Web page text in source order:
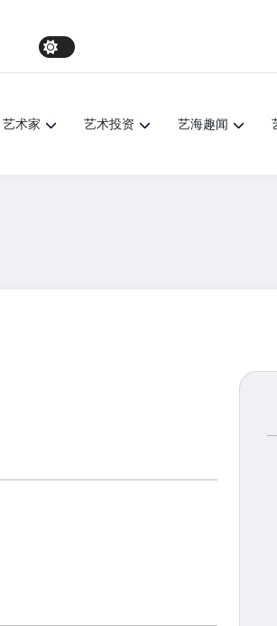
艺术家 艺术投资 艺海趣闻